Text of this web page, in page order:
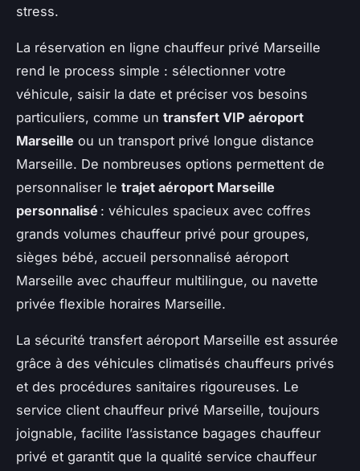
stress.
La réservation en ligne chauffeur privé Marseille
rend le process simple : sélectionner votre
véhicule, saisir la date et préciser vos besoins
particuliers, comme un transfert VIP aéroport
Marseille ou un transport privé longue distance
Marseille. De nombreuses options permettent de
personnaliser le trajet aéroport Marseille
personnalisé : véhicules spacieux avec coffres
grands volumes chauffeur privé pour groupes,
sièges bébé, accueil personnalisé aéroport
Marseille avec chauffeur multilingue, ou navette
privée flexible horaires Marseille.
La sécurité transfert aéroport Marseille est assurée
grâce à des véhicules climatisés chauffeurs privés
et des procédures sanitaires rigoureuses. Le
service client chauffeur privé Marseille, toujours
joignable, facilite l’assistance bagages chauffeur
privé et garantit que la qualité service chauffeur